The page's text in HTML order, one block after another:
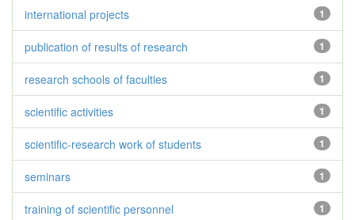
1
international projects
1
publication of results of research
1
research schools of faculties
1
scientific activities
1
scientific-research work of students
1
seminars
1
training of scientific personnel